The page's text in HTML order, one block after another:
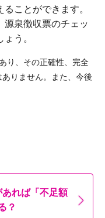
ことができます。
源泉徴収票のチェッ
う。
り、その正確性、完全
りません。また、今後
れば「不足額
？